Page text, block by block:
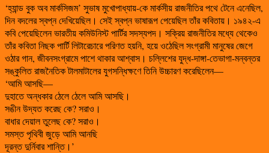
‘হ্যান্ড বুক অব মার্কসিজম’ সুভাষ মুখোপাধ্যায়-কে মার্কসীয় রাজনীতির পথে টেনে এনেছিল,
দিন বদলের স্বপ্ন দেখিয়েছিল। সেই স্বপ্ন ভাষারূপ পেয়েছিল তাঁর কবিতায়। ১৯৪২-এ
কবি পেয়েছিলেন ভারতীয় কমিউনিস্ট পার্টির সদস্যপদ। সক্রিয় রাজনীতির মধ্যে থেকেও
তাঁর কবিতা নিছক পার্টি লিটারেচারে পরিণত হয়নি, হয়ে ওঠেছিল সংগ্রামী মানুষের জেগে
ওঠার গান, জীবনসংগ্রামে পাশে থাকার আশ্বাস। চল্লিশের যুদ্ধ-দাঙ্গা-তেভাগা-মন্বন্তর
সঙ্কুলিত রাজনৈতিক টালমাটালের যুগসন্ধিক্ষণে তিনি উচ্চারণ করেছিলেন—
‘আমি আসছি—
দুহাতে অন্ধকার ঠেলে ঠেলে আমি আসছি।
সঙীন উদ্যত করেছ কে? সরাও।
বাধার দেয়াল তুলেছ কে? সরাও।
সমস্ত পৃথিবী জুড়ে আমি আনছি
দূরন্ত দুর্নিবার শান্তি।’